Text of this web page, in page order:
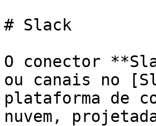
# Slack
O conector
ou canais no
plataforma de
nuvem,